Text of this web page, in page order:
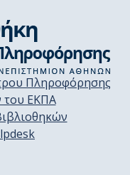
Πληροφόρησης
του ΕΚΠΑ